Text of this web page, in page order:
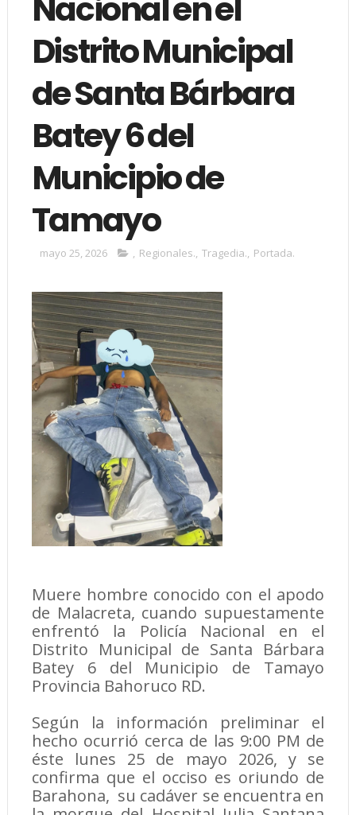
Nacional en el
Distrito Municipal
de Santa Bárbara
Batey 6 del
Municipio de
Tamayo
mayo 25, 2026 , Regionales., Tragedia., Portada.
Muere hombre conocido con el apodo
de Malacreta, cuando supuestamente
enfrentó la Policía Nacional en el
Distrito Municipal de Santa Bárbara
Batey 6 del Municipio de Tamayo
Provincia Bahoruco RD.
Según la información preliminar el
hecho ocurrió cerca de las 9:00 PM de
éste lunes 25 de mayo 2026, y se
confirma que el occiso es oriundo de
Barahona, su cadáver se encuentra en